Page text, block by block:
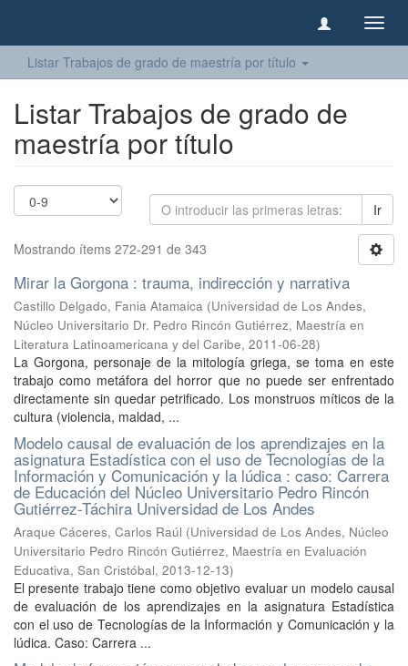
Listar Trabajos de grado de maestría por título
Listar Trabajos de grado de
maestría por título
Ir
Mostrando ítems 272-291 de 343
Mirar la Gorgona : trauma, indirección y narrativa
Castillo Delgado, Fania Atamaica (Universidad de Los Andes,
Núcleo Universitario Dr. Pedro Rincón Gutiérrez, Maestría en
Literatura Latinoamericana y del Caribe, 2011-06-28)
La Gorgona, personaje de la mitología griega, se toma en este
trabajo como metáfora del horror que no puede ser enfrentado
directamente sin quedar petrificado. Los monstruos míticos de la
cultura (violencia, maldad, ...
Modelo causal de evaluación de los aprendizajes en la
asignatura Estadística con el uso de Tecnologías de la
Información y Comunicación y la lúdica : caso: Carrera
de Educación del Núcleo Universitario Pedro Rincón
Gutiérrez-Táchira Universidad de Los Andes
Araque Cáceres, Carlos Raúl (Universidad de Los Andes, Núcleo
Universitario Pedro Rincón Gutiérrez, Maestría en Evaluación
Educativa, San Cristóbal, 2013-12-13)
El presente trabajo tiene como objetivo evaluar un modelo causal
de evaluación de los aprendizajes en la asignatura Estadística
con el uso de Tecnologías de la Información y Comunicación y la
lúdica. Caso: Carrera ...